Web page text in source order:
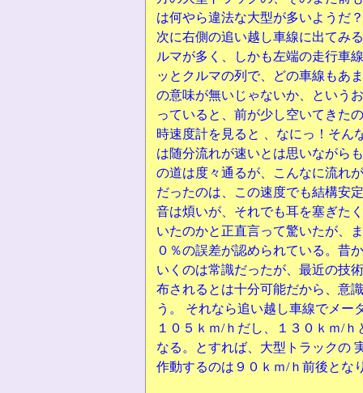
は何やら違法な大型が多いようだ
次に右側の追い越し車線に出てみ
ルマが多く、しかも左端の走行車
ッとクルマの列で、どの車線もあ
の意味が無いじゃないか、という
っていると、前が少し空いてきた
時速度計を見ると 、なにっ！そん
は随分流れが速いとは思いながら
の道は度々通るが、こんなに流れ
だったのは、この速度でも結構安
音は煩いが、それでも耳を塞ぎた
いたのかと正直言って驚いたが、
０％の誤差が認められている。昔
いくのは常識だったが、最近の技
布されるとは十分可能だから、意
う。 それなら追い越し車線でメー
１０５ｋｍ/ｈだし、１３０ｋｍ/
なる。とすれば、大型トラックの
作動するのは９０ｋｍ/ｈ前後とな